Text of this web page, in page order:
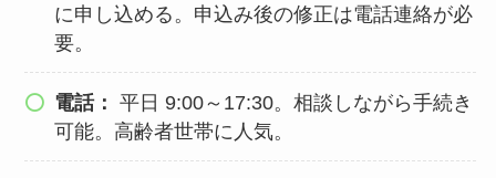
に申し込める。申込み後の修正は電話連絡が必
要。
電話： 平日 9:00～17:30。相談しながら手続き
可能。高齢者世帯に人気。